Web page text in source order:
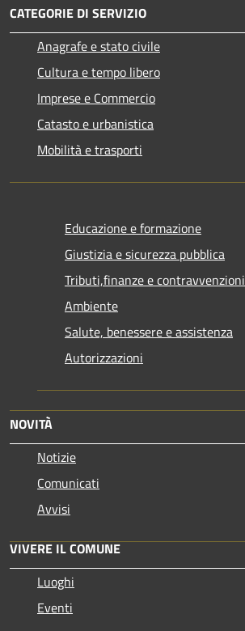
CATEGORIE DI SERVIZIO
Anagrafe e stato civile
Cultura e tempo libero
Imprese e Commercio
Catasto e urbanistica
Mobilità e trasporti
Educazione e formazione
Giustizia e sicurezza pubblica
Tributi,finanze e contravvenzioni
Ambiente
Salute, benessere e assistenza
Autorizzazioni
NOVITÀ
Notizie
Comunicati
Avvisi
VIVERE IL COMUNE
Luoghi
Eventi